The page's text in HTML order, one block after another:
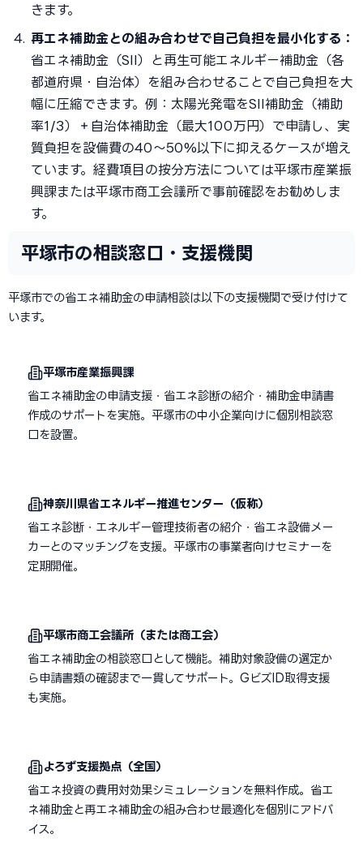
きます。
再エネ補助金との組み合わせで自己負担を最小化する：
省エネ補助金（SII）と再生可能エネルギー補助金（各
都道府県・自治体）を組み合わせることで自己負担を大
幅に圧縮できます。例：太陽光発電をSII補助金（補助
率1/3）＋自治体補助金（最大100万円）で申請し、実
質負担を設備費の40〜50%以下に抑えるケースが増え
ています。経費項目の按分方法については平塚市産業振
興課または平塚市商工会議所で事前確認をお勧めしま
す。
平塚市の相談窓口・支援機関
平塚市での省エネ補助金の申請相談は以下の支援機関で受け付けて
います。
平塚市産業振興課
省エネ補助金の申請支援・省エネ診断の紹介・補助金申請書
作成のサポートを実施。平塚市の中小企業向けに個別相談窓
口を設置。
神奈川県省エネルギー推進センター（仮称）
省エネ診断・エネルギー管理技術者の紹介・省エネ設備メー
カーとのマッチングを支援。平塚市の事業者向けセミナーを
定期開催。
平塚市商工会議所（または商工会）
省エネ補助金の相談窓口として機能。補助対象設備の選定か
ら申請書類の確認まで一貫してサポート。GビズID取得支援
も実施。
よろず支援拠点（全国）
省エネ投資の費用対効果シミュレーションを無料作成。省エ
ネ補助金と再エネ補助金の組み合わせ最適化を個別にアドバ
イス。